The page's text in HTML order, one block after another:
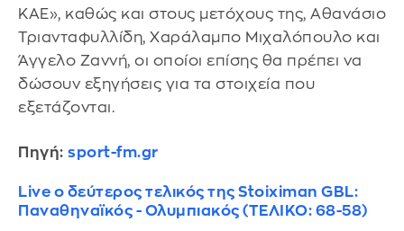
ΚΑΕ», καθώς και στους μετόχους της, Αθανάσιο
Τριανταφυλλίδη, Χαράλαμπο Μιχαλόπουλο και
Άγγελο Ζαννή, οι οποίοι επίσης θα πρέπει να
δώσουν εξηγήσεις για τα στοιχεία που
εξετάζονται.
Πηγή: sport-fm.gr
Live o δεύτερος τελικός της Stoiximan GBL:
Παναθηναϊκός - Ολυμπιακός (ΤΕΛΙΚΟ: 68-58)